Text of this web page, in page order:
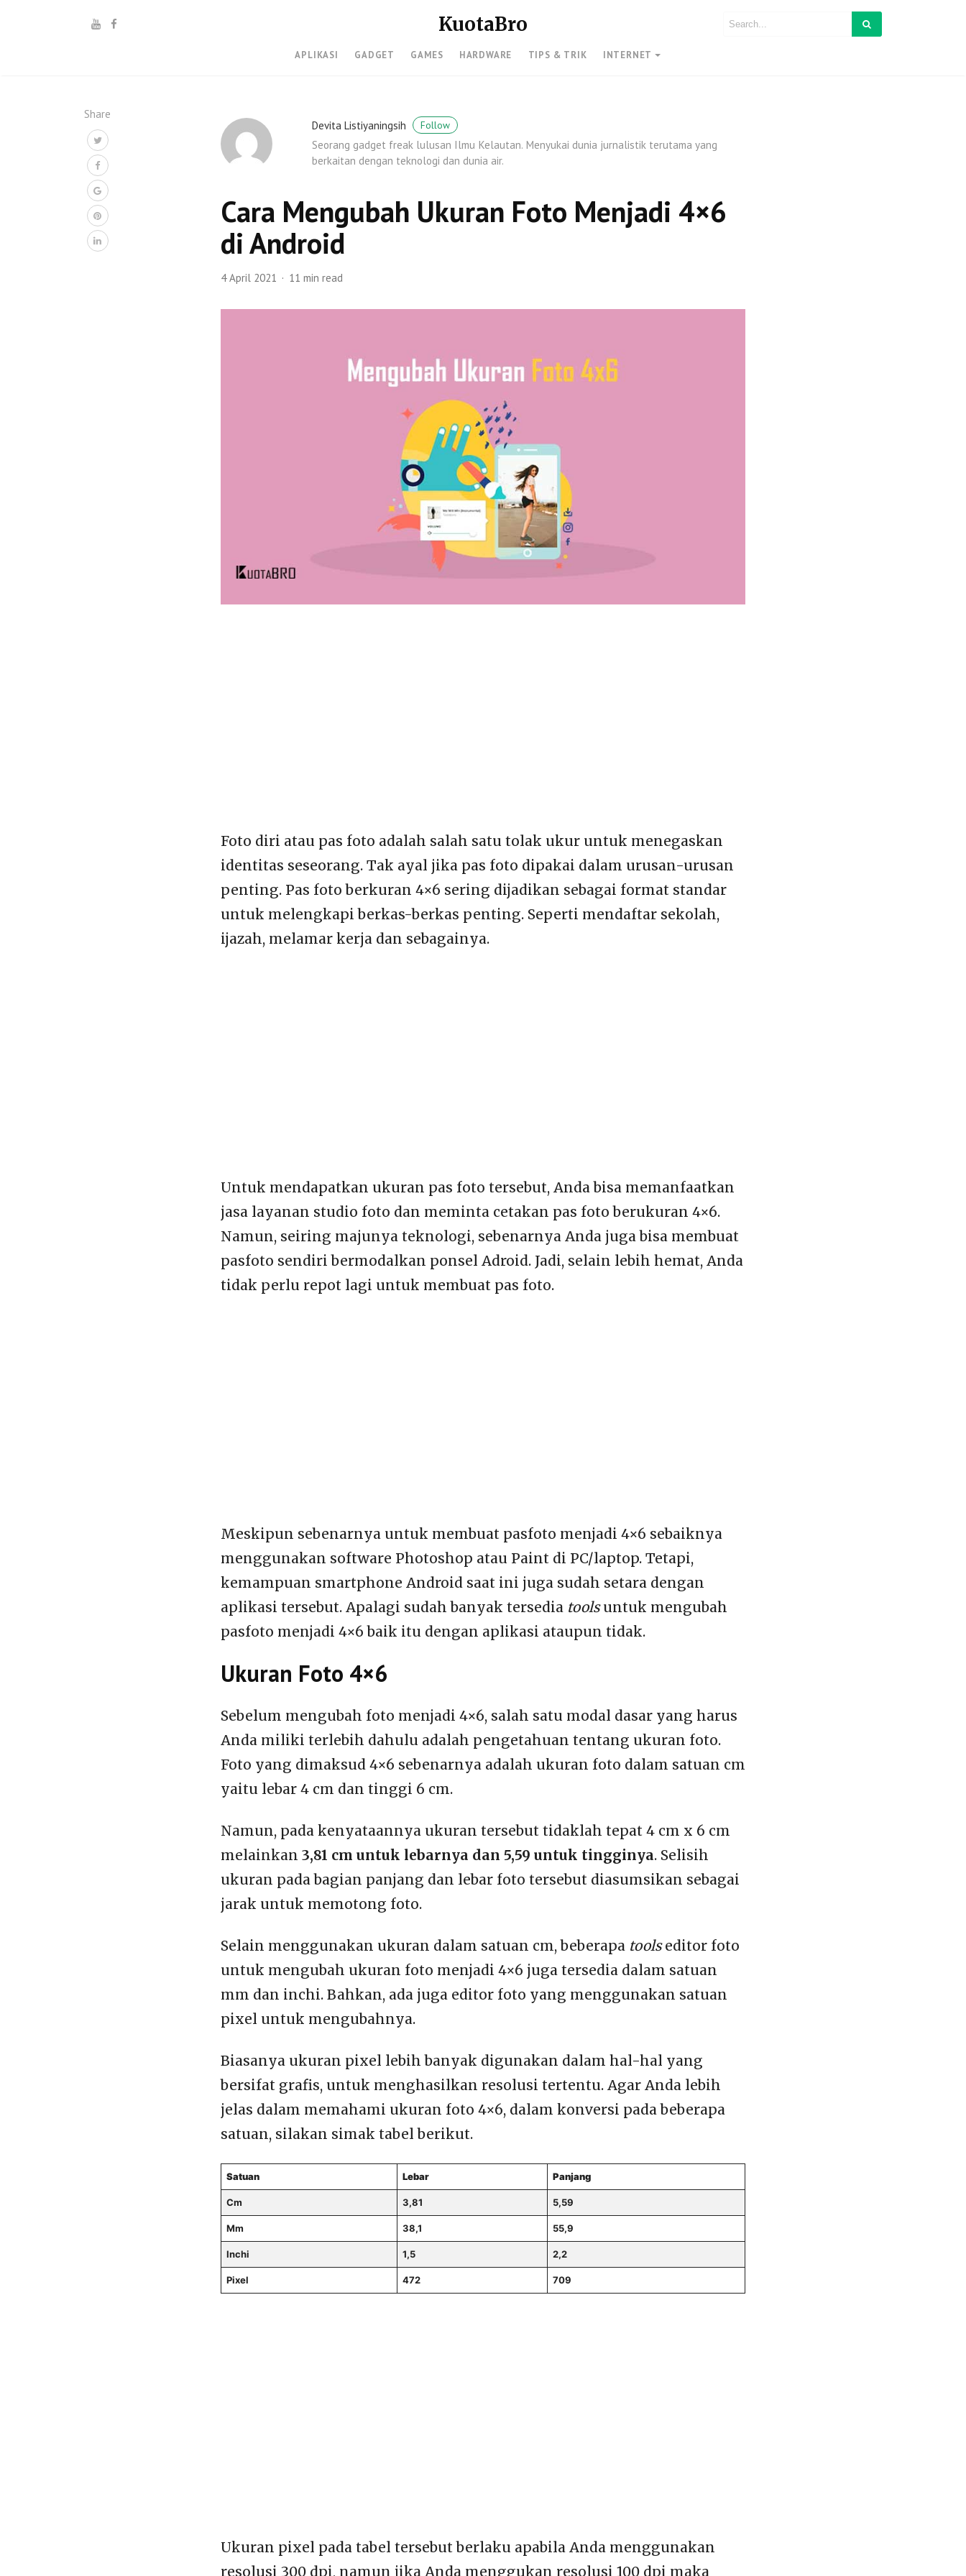
KuotaBro
APLIKASI GADGET GAMES HARDWARE TIPS & TRIK INTERNET
Share
Devita Listiyaningsih
Follow
Seorang gadget freak lulusan Ilmu Kelautan. Menyukai dunia jurnalistik terutama yang
berkaitan dengan teknologi dan dunia air.
Cara Mengubah Ukuran Foto Menjadi 4×6
di Android
4 April 2021 11 min read
Foto diri atau pas foto adalah salah satu tolak ukur untuk menegaskan
identitas seseorang. Tak ayal jika pas foto dipakai dalam urusan-urusan
penting. Pas foto berkuran 4×6 sering dijadikan sebagai format standar
untuk melengkapi berkas-berkas penting. Seperti mendaftar sekolah,
ijazah, melamar kerja dan sebagainya.
Untuk mendapatkan ukuran pas foto tersebut, Anda bisa memanfaatkan
jasa layanan studio foto dan meminta cetakan pas foto berukuran 4×6.
Namun, seiring majunya teknologi, sebenarnya Anda juga bisa membuat
pasfoto sendiri bermodalkan ponsel Adroid. Jadi, selain lebih hemat, Anda
tidak perlu repot lagi untuk membuat pas foto.
Meskipun sebenarnya untuk membuat pasfoto menjadi 4×6 sebaiknya
menggunakan software Photoshop atau Paint di PC/laptop. Tetapi,
kemampuan smartphone Android saat ini juga sudah setara dengan
aplikasi tersebut. Apalagi sudah banyak tersedia toolsuntuk mengubah
pasfoto menjadi 4×6 baik itu dengan aplikasi ataupun tidak.
Ukuran Foto 4×6
Sebelum mengubah foto menjadi 4×6, salah satu modal dasar yang harus
Anda miliki terlebih dahulu adalah pengetahuan tentang ukuran foto.
Foto yang dimaksud 4×6 sebenarnya adalah ukuran foto dalam satuan cm
yaitu lebar 4 cm dan tinggi 6 cm.
Namun, pada kenyataannya ukuran tersebut tidaklah tepat 4 cm x 6 cm
melainkan 3,81 cm untuk lebarnya dan 5,59 untuk tingginya. Selisih
ukuran pada bagian panjang dan lebar foto tersebut diasumsikan sebagai
jarak untuk memotong foto.
Selain menggunakan ukuran dalam satuan cm, beberapa toolseditor foto
untuk mengubah ukuran foto menjadi 4×6 juga tersedia dalam satuan
mm dan inchi. Bahkan, ada juga editor foto yang menggunakan satuan
pixel untuk mengubahnya.
Biasanya ukuran pixel lebih banyak digunakan dalam hal-hal yang
bersifat grafis, untuk menghasilkan resolusi tertentu. Agar Anda lebih
jelas dalam memahami ukuran foto 4×6, dalam konversi pada beberapa
satuan, silakan simak tabel berikut.
Satuan Lebar Panjang
Cm 3,81 5,59
Mm 38,1 55,9
Inchi 1,5 2,2
Pixel 472 709
Ukuran pixel pada tabel tersebut berlaku apabila Anda menggunakan
resolusi 300 dpi, namun jika Anda menggukan resolusi 100 dpi maka